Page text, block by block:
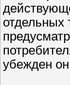
отдельных
убежден